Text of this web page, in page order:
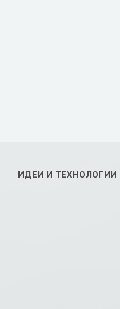
ИДЕИ И ТЕХНОЛОГИИ